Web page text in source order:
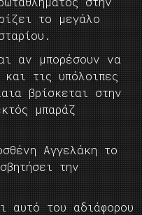
το μεγάλο
αν μπορέσουν να
τις υπόλοιπες
βρίσκεται στην
μπαράζ
Αγγελάκη το
την
αυτό του αδιάφορου